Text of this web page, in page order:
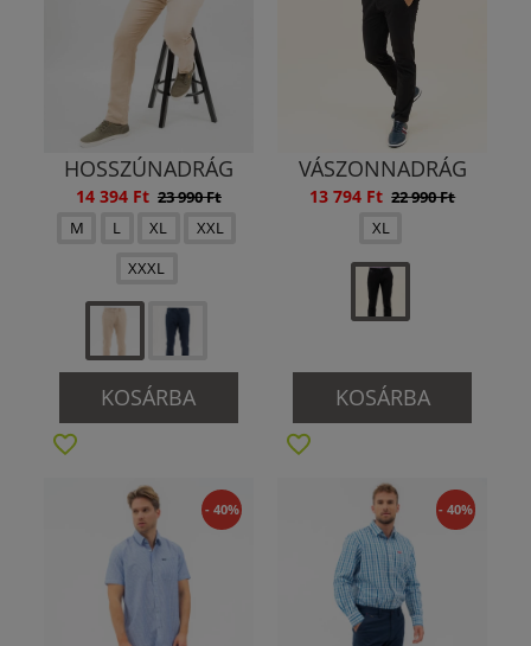
HOSSZÚNADRÁG
14 394 Ft 23 990 Ft
M
L XL
XXL
XXXL
KOSÁRBA
VÁSZONNADRÁG
13 794 Ft 22 990 Ft
XL
KOSÁRBA
- 40% - 40%